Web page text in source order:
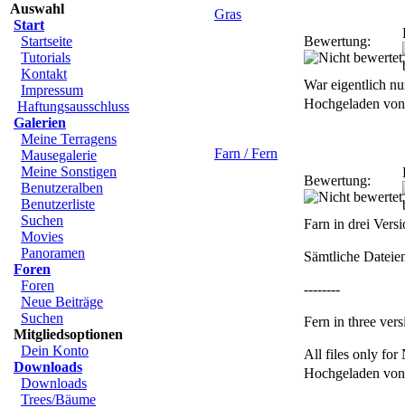
Auswahl
Start
Startseite
Tutorials
Kontakt
Impressum
Haftungsausschluss
Galerien
Meine Terragens
Mausegalerie
Meine Sonstigen
Benutzeralben
Benutzerliste
Suchen
Movies
Panoramen
Foren
Foren
Neue Beiträge
Suchen
Mitgliedsoptionen
Dein Konto
Downloads
Downloads
Trees/Bäume
Gras
Bewertung:
War eigentlich
Hochgeladen
Farn / Fern
Bewertung:
Farn in drei
Sämtliche
--------
Fern in three
All files only for
Hochgeladen